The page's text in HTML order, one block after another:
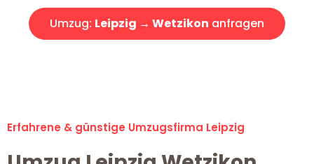
Umzug: Leipzig → Wetzikon anfragen
Erfahrene & günstige Umzugsfirma Leipzig